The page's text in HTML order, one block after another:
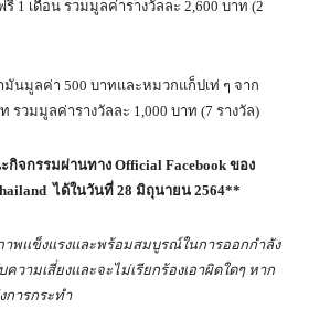
1 เดือน รวมมูลค่ารางวัลละ 2,600 บาท (2
มันมูลค่า 500 บาทและหมวกแก็ปเท่ ๆ จาก
รวมมูลค่ารางวัลละ 1,000 บาท (7 รางวัล)
กิจกรรมผ่านทาง Official Facebook ของ
ได้ในวันที่ 28 มิถุนายน 2564**
พแข็งแรงและพร้อมสมบูรณ์ในการออกกำลัง
วามเสี่ยงและจะไม่เรียกร้องเอาผิดใดๆ หาก
การกระทำ